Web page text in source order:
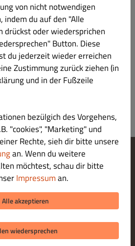
€ 9.90
Salat Tomaten und Zwiebeln
von nicht notwendigen
indem du auf den "Alle
drückst oder wiedersprichen
Button. Diese
du jederzeit wieder erreichen
Zustimmung zurück ziehen (in
und in der Fußzeile
bezülgich des Vorgehens,
"cookies", "Marketing" und
Rechte, sieh dir bitte unsere
an. Wenn du weitere
möchtest, schau dir bitte
Impressuman.
Alle akzeptieren
wiedersprechen